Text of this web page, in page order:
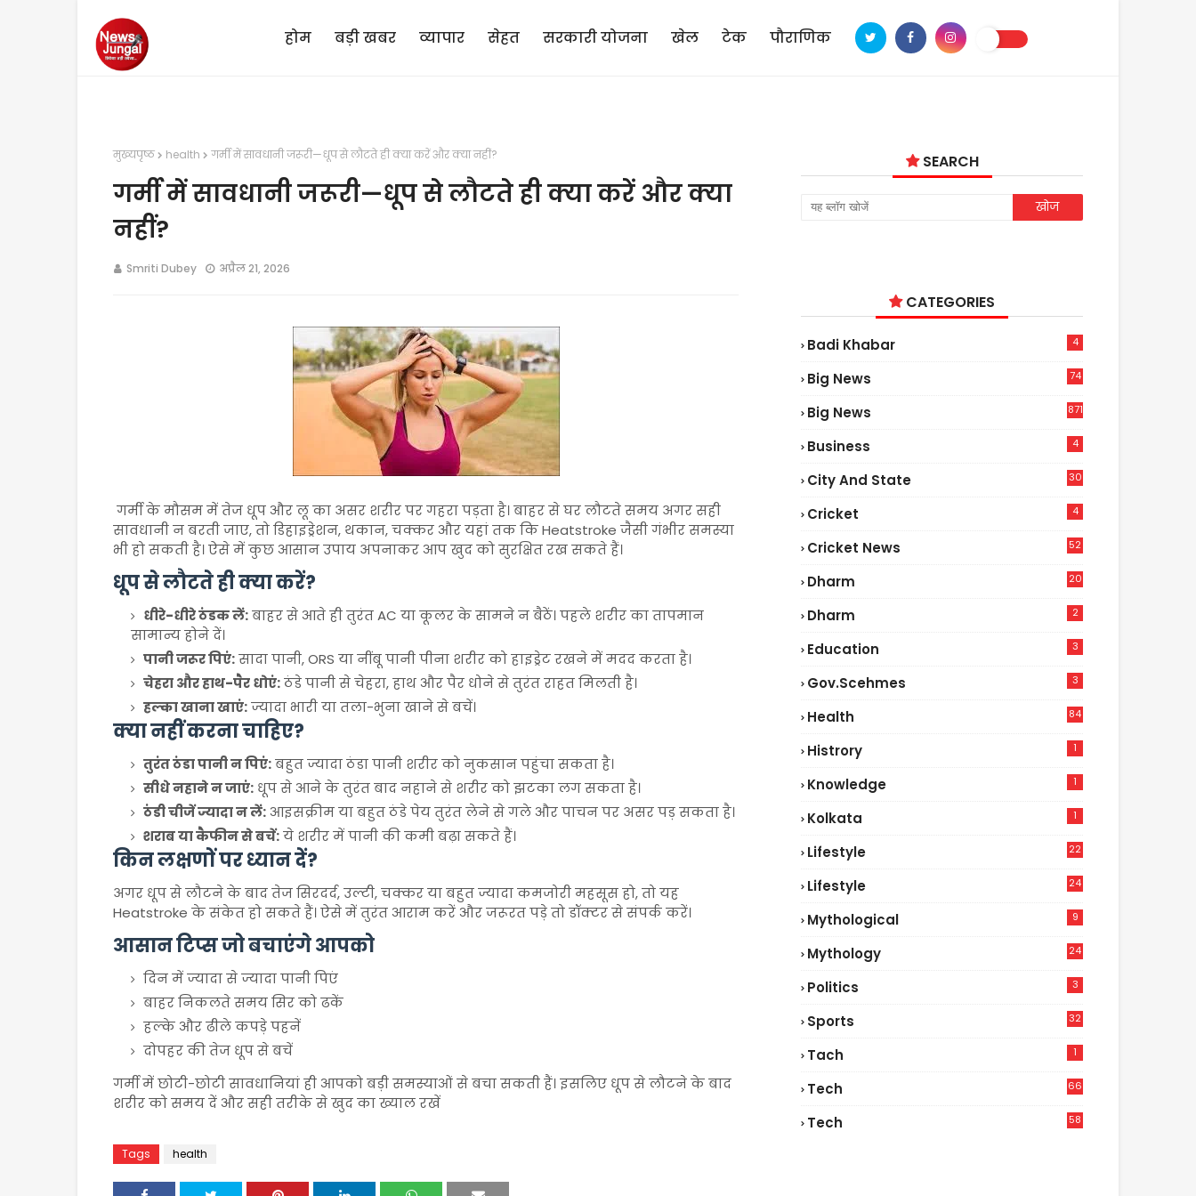
होम बड़ी खबर व्यापार सेहत सरकारी योजना खेल टेक पौराणिक
मुख्यपृष्ठ health गर्मी में सावधानी जरूरी—धूप से लौटते ही क्या करें और क्या नहीं?
गर्मी में सावधानी जरूरी—धूप से लौटते ही क्या करें और क्या
नहीं?
Smriti Dubey अप्रैल 21, 2026
गर्मी के मौसम में तेज धूप और लू का असर शरीर पर गहरा पड़ता है। बाहर से घर लौटते समय अगर सही
सावधानी न बरती जाए, तो डिहाइड्रेशन, थकान, चक्कर और यहां तक किHeatstroke जैसी गंभीर समस्या
भी हो सकती है। ऐसे में कुछ आसान उपाय अपनाकर आप खुद को सुरक्षित रख सकते हैं।
धूप से लौटते ही क्या करें?
धीरे-धीरे ठंडक लें:बाहर से आते ही तुरंत AC या कूलर के सामने न बैठें। पहले शरीर का तापमान
सामान्य होने दें।
पानी जरूर पिएं:सादा पानी,ORS या नींबू पानी पीना शरीर को हाइड्रेट रखने में मदद करता है।
चेहरा और हाथ-पैर धोएं:ठंडे पानी से चेहरा, हाथ और पैर धोने से तुरंत राहत मिलती है।
हल्का खाना खाएं:ज्यादा भारी या तला-भुना खाने से बचें।
क्या नहीं करना चाहिए?
तुरंत ठंडा पानी न पिएं:बहुत ज्यादा ठंडा पानी शरीर को नुकसान पहुंचा सकता है।
सीधे नहाने न जाएं: धूप से आने के तुरंत बाद नहाने से शरीर को झटका लग सकता है।
ठंडी चीजें ज्यादा न लें: आइसक्रीम या बहुत ठंडे पेय तुरंत लेने से गले और पाचन पर असर पड़ सकता है।
शराब या कैफीन से बचें:ये शरीर में पानी की कमी बढ़ा सकते हैं।
किन लक्षणों पर ध्यान दें?
अगर धूप से लौटने के बाद तेज सिरदर्द, उल्टी, चक्कर या बहुत ज्यादा कमजोरी महसूस हो, तो यह
Heatstroke के संकेत हो सकते हैं। ऐसे में तुरंत आराम करें और जरूरत पड़े तो डॉक्टर से संपर्क करें।
आसान टिप्स जो बचाएंगे आपको
दिन में ज्यादा से ज्यादा पानी पिएं
बाहर निकलते समय सिर को ढकें
हल्के और ढीले कपड़े पहनें
दोपहर की तेज धूप से बचें
गर्मी में छोटी-छोटी सावधानियां ही आपको बड़ी समस्याओं से बचा सकती हैं। इसलिए धूप से लौटने के बाद
शरीर को समय दें और सही तरीके से खुद का ख्याल रखें
Tags health
SEARCH
CATEGORIES
Badi Khabar 4
Big News
74
Big News 871
Business 4
City And State 30
Cricket 4
Cricket News
52
Dharm 20
Dharm 2
Education 3
Gov.scehmes 3
Health
84
Histrory 1
Knowledge 1
Kolkata 1
Lifestyle
22
Lifestyle
24
Mythological 9
Mythology 24
Politics 3
Sports 32
Tach 1
Tech
66
Tech
58